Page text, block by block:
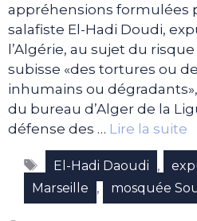
appréhensions formulées
salafiste El-Hadi Doudi,
l’Algérie, au sujet du
subisse «des tortures ou
inhumains ou
du bureau d’Alger de la
défense des … Lire la suite
Étiquettes
El-Hadi Daoudi ,
Marseille , mosquée